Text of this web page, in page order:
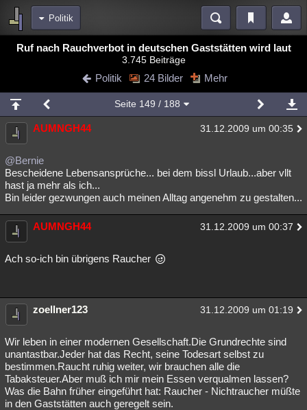
Politik
Bereiche
Blogs Videos
Chat Wiki Neuigkeiten
meine Rubriken
Menschen Wissenschaft Mystery Kriminalfälle
Spiritualität
Natur Umfragen
weitere Rubriken
Philosophie Träume Literatur
Astronomie Helpdesk Gruppen
Übersichten
Besucht
Lesenswert Schlüsselwörter
Ruf nach Rauchverbot in deutschen Gaststätten wird laut
3.745 Beiträge
Politik 24 Bilder Mehr
Seite 149 / 188
AUMNGH44 31.12.2009 um 00:35
@Bernie
Bescheidene Lebensansprüche... bei dem bissl Urlaub...aber vllt
hast ja mehr als ich...
Bin leider gezwungen auch meinen Alltag angenehm zu gestalten...
AUMNGH44 31.12.2009 um 00:37
Ach so-ich bin übrigens Raucher
zoellner123 31.12.2009 um 01:19
Wir leben in einer modernen Gesellschaft.Die Grundrechte sind
unantastbar.Jeder hat das Recht, seine Todesart selbst zu
bestimmen.Raucht ruhig weiter, wir brauchen alle die
Tabaksteuer.Aber muß ich mir mein Essen verqualmen lassen?
Was die Bahn früher eingeführt hat: Raucher - Nichtraucher müßte
in den Gaststätten auch geregelt sein.